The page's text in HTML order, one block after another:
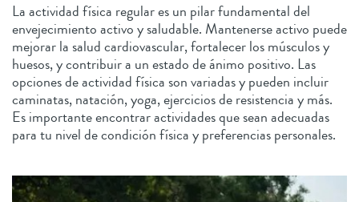
La actividad física regular es un pilar fundamental del
envejecimiento activo y saludable. Mantenerse activo puede
mejorar la salud cardiovascular, fortalecer los músculos y
huesos, y contribuir a un estado de ánimo positivo. Las
opciones de actividad física son variadas y pueden incluir
caminatas, natación, yoga, ejercicios de resistencia y más.
Es importante encontrar actividades que sean adecuadas
para tu nivel de condición física y preferencias personales.